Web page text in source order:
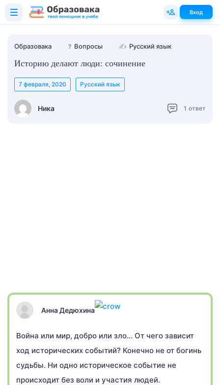
Образовака ❓ Вопросы ✍ Русский язык
Историю делают люди: сочинение
Ника
7 февраля, 2020 Русский язык
1 ответ
Анна Дедюхина
Война или мир, добро или зло… От чего зависит
ход исторических событий? Конечно не от богинь
судьбы. Ни одно историческое событие не
происходит без воли и участия людей.
Вход